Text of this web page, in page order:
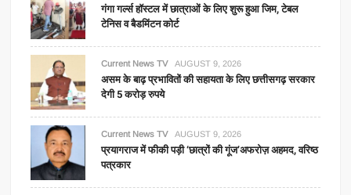
गंगा गर्ल्स हॉस्टल में छात्राओं के लिए शुरू हुआ जिम, टेबल
टेनिस व बैडमिंटन कोर्ट
Current News TV AUGUST 9, 2026
असम के बाढ़ प्रभावितों की सहायता के लिए छत्तीसगढ़ सरकार
देगी 5 करोड़ रुपये
Current News TV AUGUST 9, 2026
प्रयागराज में फीकी पड़ी ‘छात्रों की गूंज’अफरोज़ अहमद, वरिष्ठ
पत्रकार